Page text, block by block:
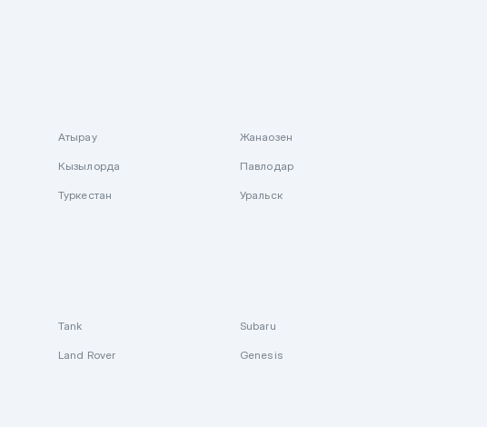
Атырау Жанаозен
Кызылорда Павлодар
Туркестан Уральск
Tank Subaru
Land Rover Genesis